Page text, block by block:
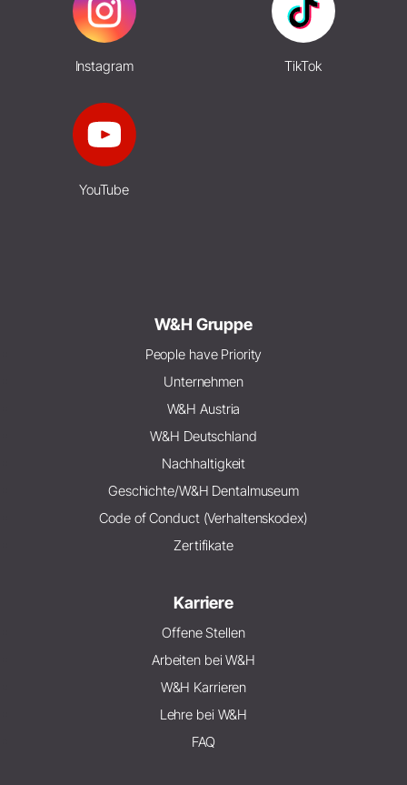
Instagram TikTok
YouTube
W&H Gruppe
People have Priority
Unternehmen
W&H Austria
W&H Deutschland
Nachhaltigkeit
Geschichte/W&H Dentalmuseum
Code of Conduct (Verhaltenskodex)
Zertifikate
Karriere
Offene Stellen
Arbeiten bei W&H
W&H Karrieren
Lehre bei W&H
FAQ